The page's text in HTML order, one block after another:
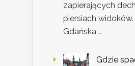
zapierających
piersiach widoków.
Gdańska …
Gdzie